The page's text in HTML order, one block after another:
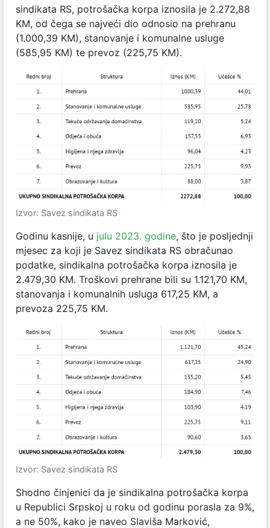
sindikata RS, potrošačka korpa iznosila je 2.272,88
KM, od čega se najveći dio odnosio na prehranu
(1.000,39 KM), stanovanje i komunalne usluge
(585,95 KM) te prevoz (225,75 KM).
Izvor: Savez sindikata RS
Godinu kasnije, u julu 2023. godine, što je posljednji
mjesec za koji je Savez sindikata RS obračunao
podatke, sindikalna potrošačka korpa iznosila je
2.479,30 KM. Troškovi prehrane bili su 1.121,70 KM,
stanovanja i komunalnih usluga 617,25 KM, a
prevoza 225,75 KM.
Izvor: Savez sindikata RS
Shodno činjenici da je sindikalna potrošačka korpa
u Republici Srpskoj u roku od godinu porasla za 9%,
a ne 50%, kako je naveo Slaviša Marković,